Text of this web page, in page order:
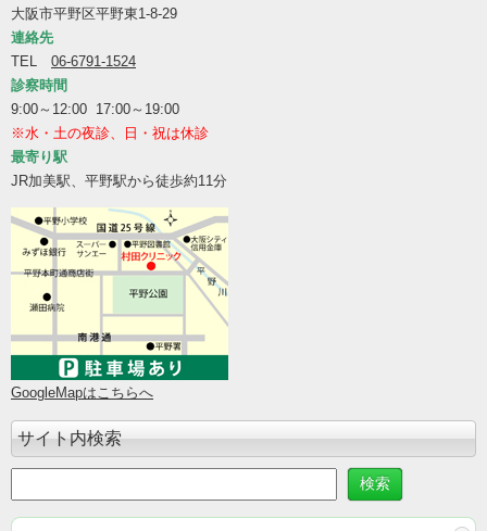
大阪市平野区平野東1-8-29
連絡先
TEL 06-6791-1524
診察時間
9:00～12:00 17:00～19:00
※水・土の夜診、日・祝は休診
最寄り駅
JR加美駅、平野駅から徒歩約11分
GoogleMapはこちらへ
サイト内検索